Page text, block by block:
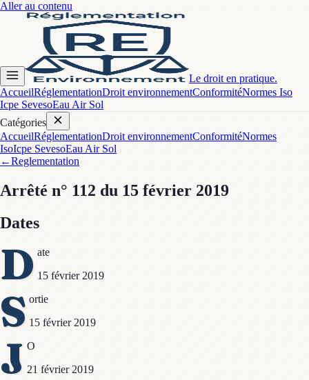
Aller au contenu
Le droit en pratique.
AccueilRéglementationDroit environnementConformitéNormes Iso
Icpe SevesoEau Air Sol
Catégories
AccueilRéglementationDroit environnementConformitéNormes
IsoIcpe SevesoEau Air Sol
←Reglementation
Arrêté n° 112 du 15 février 2019
Dates
D ate
15 février 2019
S ortie
15 février 2019
J O
21 février 2019